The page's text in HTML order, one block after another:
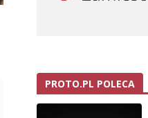
PROTO.PL POLECA